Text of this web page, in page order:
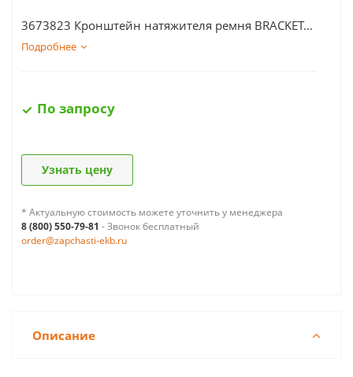
3673823 Кронштейн натяжителя ремня BRACKET...
Подробнее
По запросу
Узнать цену
* Актуальную стоимость можете уточнить у менеджера
8 (800) 550-79-81 - Звонок бесплатный
order@zapchasti-ekb.ru
Описание